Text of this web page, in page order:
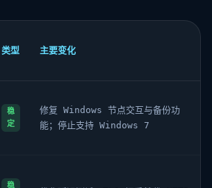
类型 主要变化
稳
定
修复 Windows 节点交互与备份功
能；停止支持 Windows 7
稳